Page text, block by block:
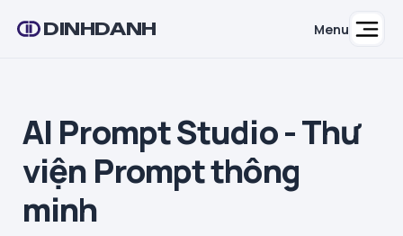
DINHDANH Menu
AI Prompt Studio - Thư
viện Prompt thông
minh